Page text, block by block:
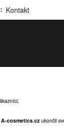
A-cosmetics.cz ukončil
Kontakt